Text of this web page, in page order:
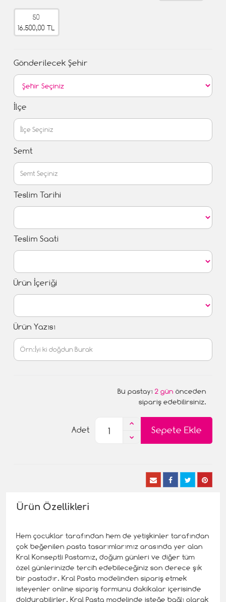
50
16.500,00 TL
Gönderilecek Şehir
İlçe
Semt
Teslim Tarihi
Teslim Saati
Ürün İçeriği
Ürün Yazısı
Bu pastayı 2 gün önceden
sipariş edebilirsiniz.
Sepete Ekle
Adet
Ürün Özellikleri
Hem çocuklar tarafından hem de yetişkinler tarafından
çok beğenilen pasta tasarımlarımız arasında yer alan
Kral Konseptli Pastamız, doğum günleri ve diğer tüm
özel günlerinizde tercih edebileceğiniz son derece şık
bir pastadır. Kral Pasta modelinden sipariş etmek
isteyenler online sipariş formunu dakikalar içerisinde
doldurabilirler. Kral Pasta modelinde isteğe bağlı olarak